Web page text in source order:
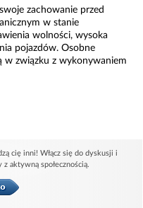
zachowanie przed
w stanie
wolności, wysoka
pojazdów. Osobne
w związku z wykonywaniem
cię inni! Włącz się do dyskusji i
aktywną społecznością.